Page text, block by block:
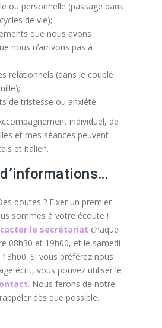
ou personnelle (passage dans
de vie);
que nous avons
nous n’arrivons pas à
relationnels (dans le couple
de tristesse ou anxiété.
individuel, de
et mes séances peuvent
et italien.
doutes ? Fixer un premier
sommes à votre écoute !
le secrétariat chaque
08h30 et 19h00, et le samedi
Si vous préférez nous
écrit, vous pouvez utiliser le
. Nous ferons de notre
dès que possible.